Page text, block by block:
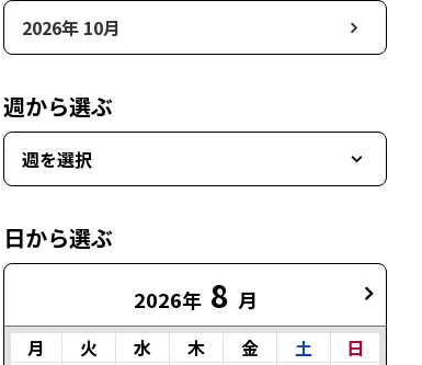
2026年 10月
週から選ぶ
週を選択
日から選ぶ
2026年 8 月
月 火 水 木 金 土
日